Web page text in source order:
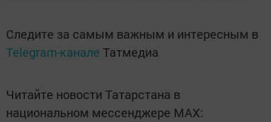
Следите за самым важным и интересным в
Telegram-канале Татмедиа
Читайте новости Татарстана в
национальном мессенджере MАХ: